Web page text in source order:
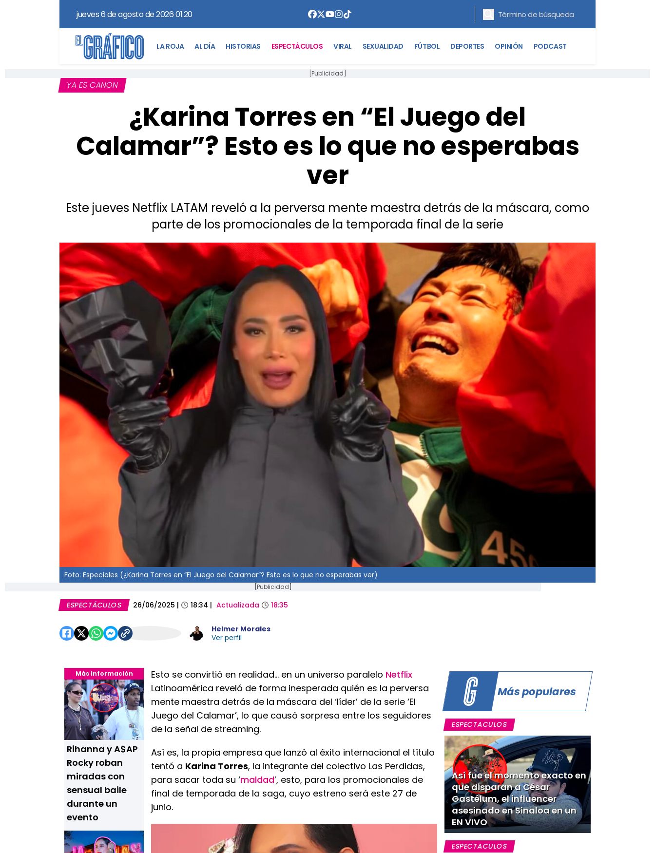
jueves 6 de agosto de 2026 01:20
LA ROJA AL DÍA HISTORIAS ESPECTÁCULOS VIRAL SEXUALIDAD FÚTBOL DEPORTES OPINIÓN PODCAST
[Publicidad]
YA ES CANON
¿Karina Torres en “El Juego del
Calamar”? Esto es lo que no esperabas
ver
Este jueves Netflix LATAM reveló a la perversa mente maestra detrás de la máscara, como
parte de los promocionales de la temporada final de la serie
Foto: Especiales (¿Karina Torres en “El Juego del Calamar”? Esto es lo que no esperabas ver)
[Publicidad]
ESPECTÁCULOS 26/06/2025 | 18:34 | Actualizada 18:35
Helmer Morales
Ver perfil
Más Información
Rihanna y A$AP
Rocky roban
miradas con
sensual baile
durante un
evento
Esto se convirtió en realidad… en un universo paralelo Netflix
Latinoamérica reveló de forma inesperada quién es la perversa
mente maestra detrás de la máscara del ‘líder’ de la serie ‘El
Juego del Calamar’, lo que causó sorpresa entre los seguidores
de la señal de streaming.
Así es, la propia empresa que lanzó al éxito internacional el título
tentó a Karina Torres, la integrante del colectivo Las Perdidas,
para sacar toda su ‘maldad’, esto, para los promocionales de
final de temporada de la saga, cuyo estreno será este 27 de
junio.
Más populares
ESPECTACULOS
Así fue el momento exacto en
que disparan a César
Gastélum, el influencer
asesinado en Sinaloa en un
EN VIVO
ESPECTACULOS